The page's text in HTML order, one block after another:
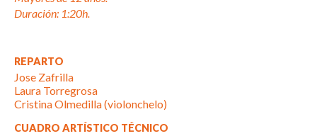
Duración: 1:20h.
REPARTO
Jose Zafrilla
Laura Torregrosa
Cristina Olmedilla (violonchelo)
CUADRO ARTÍSTICO TÉCNICO